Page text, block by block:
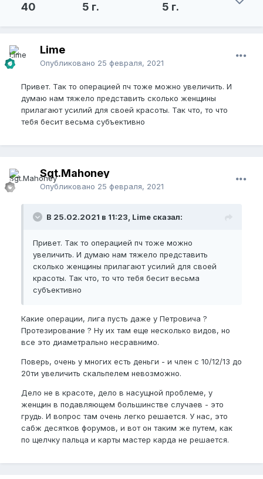
40 5 г. 5 г.
Lime
Опубликовано 25 февраля, 2021
Привет. Так то операцией пч тоже можно увеличить. И
думаю нам тяжело представить сколько женщины
прилагают усилий для своей красоты. Так что, то что
тебя бесит весьма субъективно
Sgt.Mahoney
Опубликовано 25 февраля, 2021
В 25.02.2021 в 11:23, Lime сказал:
Привет. Так то операцией пч тоже можно
увеличить. И думаю нам тяжело представить
сколько женщины прилагают усилий для своей
красоты. Так что, то что тебя бесит весьма
субъективно
Какие операции, лига пусть даже у Петровича ?
Протезирование ? Ну их там еще несколько видов, но
все это диаметрально несравнимо.
Поверь, очень у многих есть деньги - и член с 10/12/13 до
20ти увеличить скальпелем невозможно.
Дело не в красоте, дело в насущной проблеме, у
женщин в подавляющем большинстве случаев - это
грудь. И вопрос там очень легко решается. У нас, это
сабж десятков форумов, и вот он таким же путем, как
по щелчку пальца и карты мастер карда не решается.